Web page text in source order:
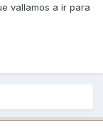
vallamos a ir para